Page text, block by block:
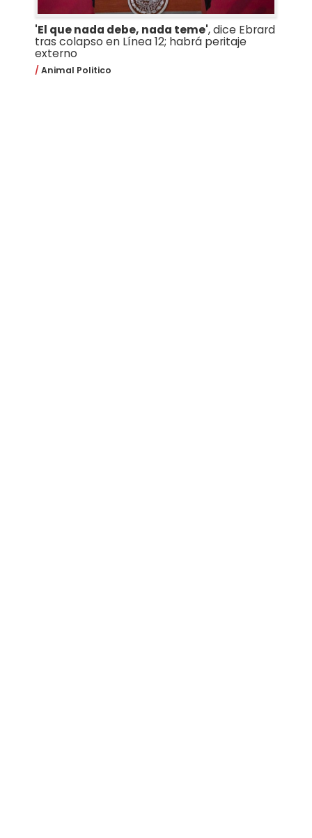
'El que nada debe, nada teme', dice Ebrard
tras colapso en Línea 12; habrá peritaje
externo
Animal Politico